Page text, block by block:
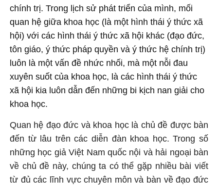
chính trị. Trong lịch sử phát triển của mình, mối
quan hệ giữa khoa học (là một hình thái ý thức xã
hội) với các hình thái ý thức xã hội khác (đạo đức,
tôn giáo, ý thức pháp quyền và ý thức hệ chính trị)
luôn là một vấn đề nhức nhối, mà một nỗi đau
xuyên suốt của khoa học, là các hình thái ý thức
xã hội kia luôn dẫn đến những bi kịch nan giải cho
khoa học.
Quan hệ đạo đức và khoa học là chủ đề được bàn
đến từ lâu trên các diễn đàn khoa học. Trong số
những học giả Việt Nam quốc nội và hải ngoại bàn
về chủ đề này, chúng ta có thể gặp nhiều bài viết
từ đủ các lĩnh vực chuyên môn và bàn về đạo đức